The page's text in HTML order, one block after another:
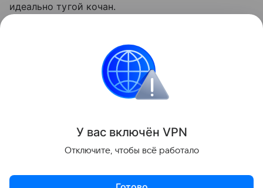
идеально тугой кочан.
следить за поливом культуры. В последний месяц
лета растению необходим умеренный полив.
У вас включён VPN
Отключите, чтобы всё работало